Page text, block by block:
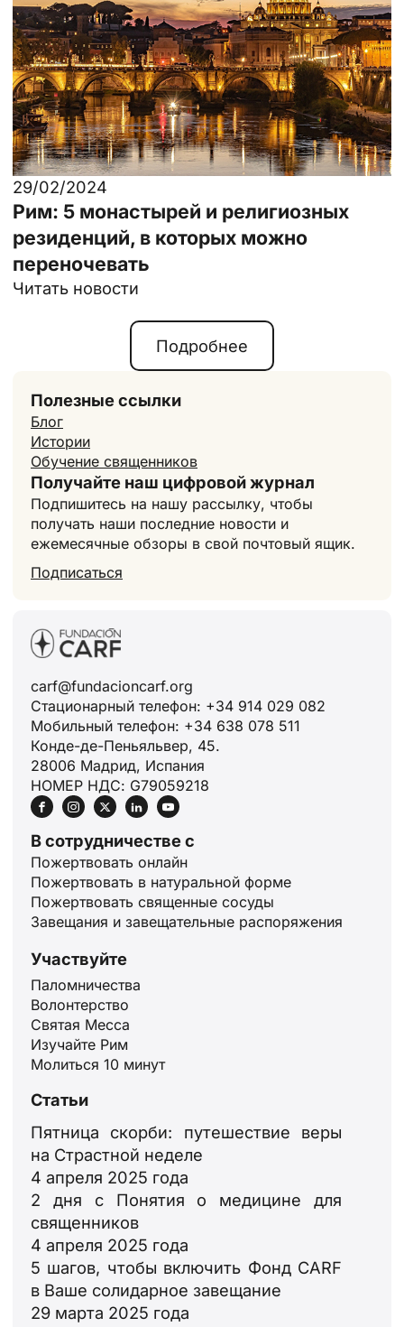
29/02/2024
Рим: 5 монастырей и религиозных
резиденций, в которых можно
переночевать
Читать новости
Подробнее
Полезные ссылки
Блог
Истории
Обучение священников
Получайте наш цифровой журнал
Подпишитесь на нашу рассылку, чтобы
получать наши последние новости и
ежемесячные обзоры в свой почтовый ящик.
Подписаться
carf@fundacioncarf.org
Стационарный телефон: +34 914 029 082
Мобильный телефон: +34 638 078 511
Конде-де-Пеньяльвер, 45.
28006 Мадрид, Испания
НОМЕР НДС: G79059218
В сотрудничестве с
Пожертвовать онлайн
Пожертвовать в натуральной форме
Пожертвовать священные сосуды
Завещания и завещательные распоряжения
Участвуйте
Паломничества
Волонтерство
Святая Месса
Изучайте Рим
Молиться 10 минут
Статьи
Пятница скорби: путешествие веры
на Страстной неделе
4 апреля 2025 года
2 дня с Понятия о медицине для
священников
4 апреля 2025 года
5 шагов, чтобы включить Фонд CARF
в Ваше солидарное завещание
29 марта 2025 года